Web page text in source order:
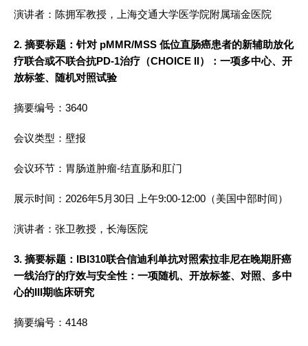
演讲者：陈拥军教授，上海交通大学医学院附属瑞金医院
2. 摘要标题：针对 pMMR/MSS 低位直肠癌患者的新辅助放化
疗联合或不联合抗PD-1治疗（CHOICE II）：一项多中心、开
放标签、随机对照试验
摘要编号：3640
会议类型：壁报
会议环节：胃肠道肿瘤-结直肠和肛门
展示时间：2026年5月30日 上午9:00-12:00（美国中部时间）
演讲者：张卫教授，长海医院
3. 摘要标题：IBI310联合信迪利单抗对照索拉非尼在晚期肝癌
一线治疗的疗效与安全性：一项随机、开放标签、对照、多中
心的III期临床研究
摘要编号：4148